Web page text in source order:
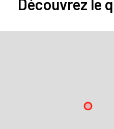
Découvrez le